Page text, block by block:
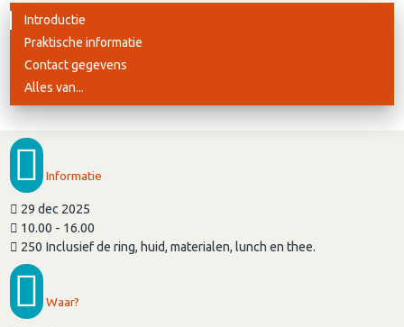
Introductie
Praktische informatie
Contact gegevens
Alles van...
Informatie
29 dec 2025
10.00 - 16.00
250 Inclusief de ring, huid, materialen, lunch en thee.
Waar?